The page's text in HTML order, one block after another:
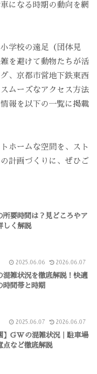
になる時期の動向を網
学校の遠足（団体見
を避けて動物たちが活
、京都市営地下鉄東西
ムーズなアクセス方法
報を以下の一覧に掲載
ホームな空間を、スト
計画づくりに、ぜひご
所要時間は？見どころやア
しく解説
2025.06.06 2026.06.07
混雑状況を徹底解説！快適
時間帯と時期
2025.06.07 2026.06.07
】GWの混雑状況｜駐車場
点など徹底解説